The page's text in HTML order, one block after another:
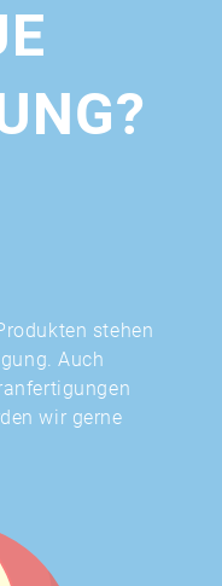
stehen
Auch
wir gerne